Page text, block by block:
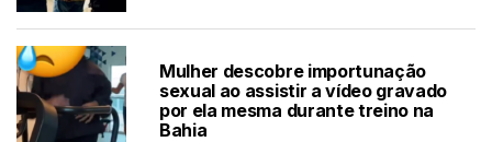
Mulher descobre importunação
sexual ao assistir a vídeo gravado
por ela mesma durante treino na
Bahia